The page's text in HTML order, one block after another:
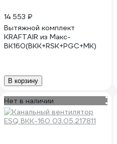
14 553 ₽
Вытяжной комплект
KRAFTAIR из Макс-
ВК160(ВКК+RSK+PGC+МК)
В корзину
Нет в наличии